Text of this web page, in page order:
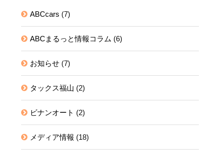
ABCcars (7)
ABCまるっと情報コラム (6)
お知らせ(7)
タックス福山 (2)
ビナンオート (2)
メディア情報 (18)